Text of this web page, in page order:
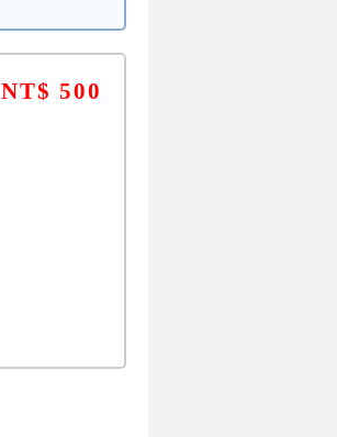
NT$ 500